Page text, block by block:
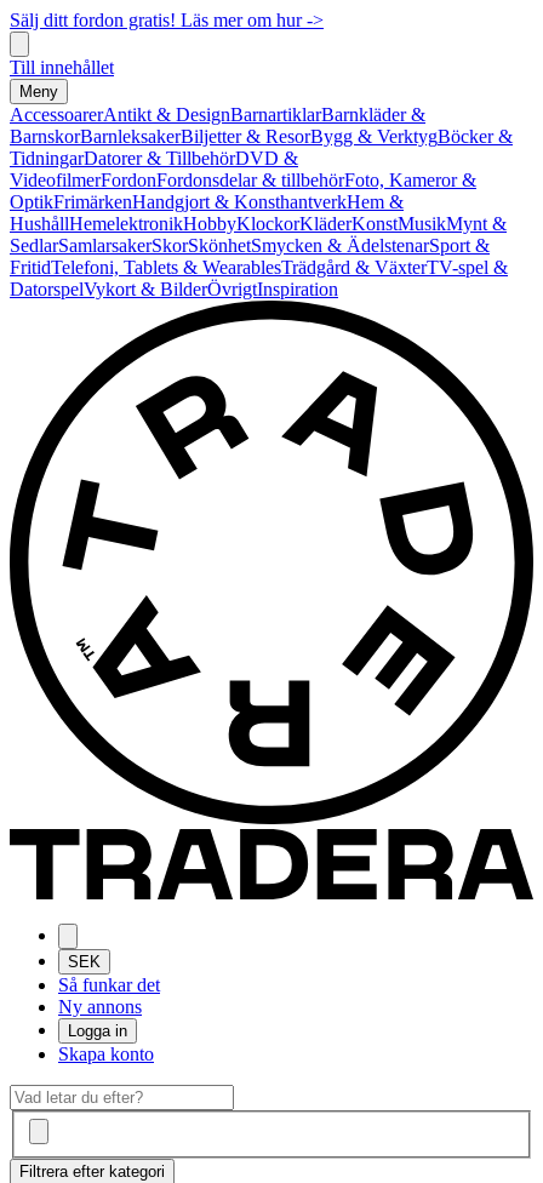
Sälj ditt fordon gratis! Läs mer om hur ->
Till innehållet
Meny
AccessoarerAntikt & DesignBarnartiklarBarnkläder &
BarnskorBarnleksakerBiljetter & ResorBygg & VerktygBöcker &
TidningarDatorer & TillbehörDVD &
VideofilmerFordonFordonsdelar & tillbehörFoto, Kameror &
OptikFrimärkenHandgjort & KonsthantverkHem &
HushållHemelektronikHobbyKlockorKläderKonstMusikMynt &
SedlarSamlarsakerSkorSkönhetSmycken & ÄdelstenarSport &
FritidTelefoni, Tablets & WearablesTrädgård & VäxterTV-spel &
DatorspelVykort & BilderÖvrigtInspiration
SEK
Så funkar det
Ny annons
Logga in
Skapa konto
Filtrera efter kategori